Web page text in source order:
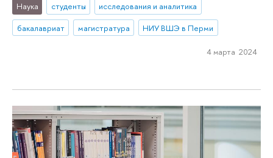
Наука студенты
исследования и аналитика
бакалавриат
магистратура НИУ ВШЭ в Перми
4 марта 2024